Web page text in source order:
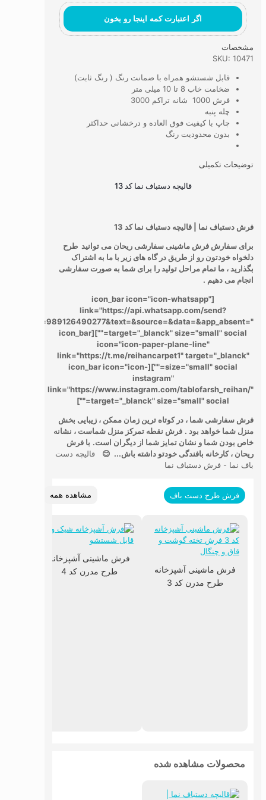
اگر اعتبارت کمه اینجا رو بخون
مشخصات
SKU: 10471
قابل شستشو همراه با ضمانت رنگ ( رنگ ثابت)
ضخامت خاب 8 تا 10 میلی متر
فرش 1000 شانه تراکم 3000
چله پنبه
چاپ با کیفیت فوق العاده و درخشانی حداکثر
بدون محدودیت رنگ
توضیحات تکمیلی
قالیچه دستباف نما کد 13
فرش دستباف نما | قالیچه دستباف نما کد 13
برای سفارش فرش ماشینی سفارشی ریحان می توانید طرح
دلخواه خودتون رو از طریق در گاه های زیر با ما به اشتراک
بگذارید ، ما تمام مراحل تولید را برای شما به صورت سفارشی
انجام می دهیم .
[icon_bar icon="icon-whatsapp"
link="https://api.whatsapp.com/send?
phone=989126490277&text=&source=&data=&app_absent="
target="_blanck" size="small" social=""][icon_bar
icon="icon-paper-plane-line"
link="https://t.me/reihancarpet1" target="_blanck"
size="small" social=""][icon_bar icon="icon-
instagram"
link="https://www.instagram.com/tablofarsh_reihan/"
target="_blanck" size="small" social=""]
فرش سفارشی شما ، در کوتاه ترین زمان ممکن ، زیبایی بخش
منزل شما خواهد بود . فرش نقطه تمرکز منزل شماست ، نشانه
خاص بودن شما و نشان تمایز شما از دیگران است. با فرش
ریحان ، کارخانه بافندگی خودتو داشته باش... 😊 قالیچه دست
باف نما - فرش دستباف نما
فرش طرح دست باف مشاهده همه
فرش ماشینی آشپزخانه
طرح مدرن کد 3
فرش ماشینی آشپزخانه
طرح مدرن کد 4
محصولات مشاهده شده